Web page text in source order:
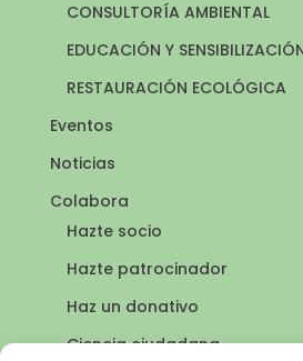
CONSULTORÍA AMBIENTAL
EDUCACIÓN Y
RESTAURACIÓN ECOLÓGICA
Eventos
Noticias
Colabora
Hazte socio
Hazte patrocinador
Haz un donativo
Ciencia ciudadana